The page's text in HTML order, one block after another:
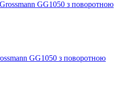
GG1050 з поворотною